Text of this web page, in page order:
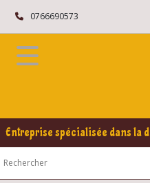
0766690573
Entreprise spécialisée dans la